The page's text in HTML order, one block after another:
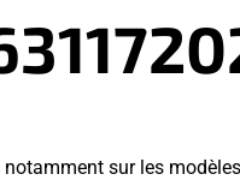
sur les